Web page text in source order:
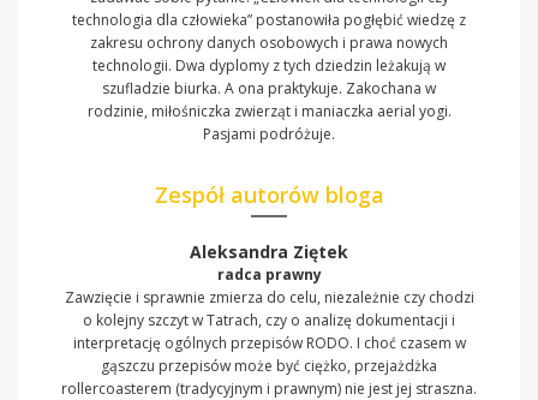
technologia dla człowieka” postanowiła pogłębić wiedzę z
zakresu ochrony danych osobowych i prawa nowych
technologii. Dwa dyplomy z tych dziedzin leżakują w
szufladzie biurka. A ona praktykuje. Zakochana w
rodzinie, miłośniczka zwierząt i maniaczka aerial yogi.
Pasjami podróżuje.
Zespół autorów bloga
Aleksandra Ziętek
radca prawny
Zawzięcie i sprawnie zmierza do celu, niezależnie czy chodzi
o kolejny szczyt w Tatrach, czy o analizę dokumentacji i
interpretację ogólnych przepisów RODO. I choć czasem w
gąszczu przepisów może być ciężko, przejażdżka
rollercoasterem (tradycyjnym i prawnym) nie jest jej straszna.